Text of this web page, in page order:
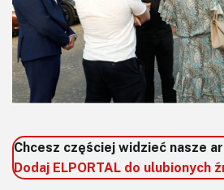
Chcesz częściej widzieć nasze
Dodaj ELPORTAL do ulubionych